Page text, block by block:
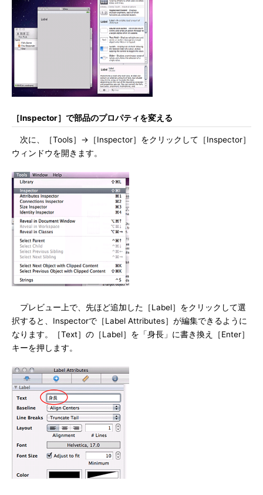
［Inspector］で部品のプロパティを変える
次に、［Tools］→［Inspector］をクリックして［Inspector］
ウィンドウを開きます。
プレビュー上で、先ほど追加した［Label］をクリックして選
択すると、Inspectorで［Label Attributes］が編集できるように
なります。［Text］の［Label］を「身長」に書き換え［Enter］
キーを押します。